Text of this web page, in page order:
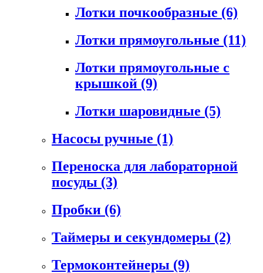
Лотки почкообразные (6)
Лотки прямоугольные (11)
Лотки прямоугольные с
крышкой (9)
Лотки шаровидные (5)
Насосы ручные (1)
Переноска для лабораторной
посуды (3)
Пробки (6)
Таймеры и секундомеры (2)
Термоконтейнеры (9)